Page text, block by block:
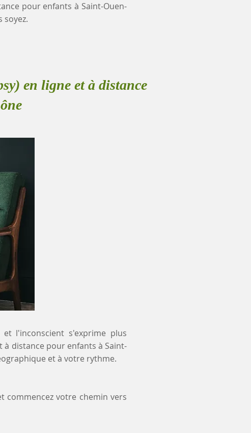
pour enfants à Saint-Ouen-
soyez.
en ligne et à distance
l'inconscient s'exprime plus
à distance pour enfants à Saint-
et à votre rythme.
commencez votre chemin vers